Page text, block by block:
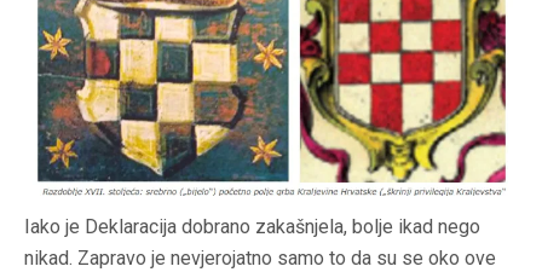
Iako je Deklaracija dobrano zakašnjela, bolje ikad nego
nikad. Zapravo je nevjerojatno samo to da su se oko ove